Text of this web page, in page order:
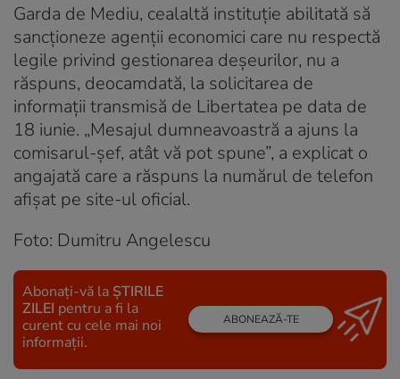
Garda de Mediu, cealaltă instituţie abilitată să
sancţioneze agenţii economici care nu respectă
legile privind gestionarea deşeurilor, nu a
răspuns, deocamdată, la solicitarea de
informaţii transmisă de Libertatea pe data de
18 iunie. „Mesajul dumneavoastră a ajuns la
comisarul-şef, atât vă pot spune”, a explicat o
angajată care a răspuns la numărul de telefon
afişat pe site-ul oficial.
Foto: Dumitru Angelescu
Abonați-vă la ȘTIRILE
ZILEI pentru a fi la
curent cu cele mai noi
informații.
ABONEAZĂ-TE